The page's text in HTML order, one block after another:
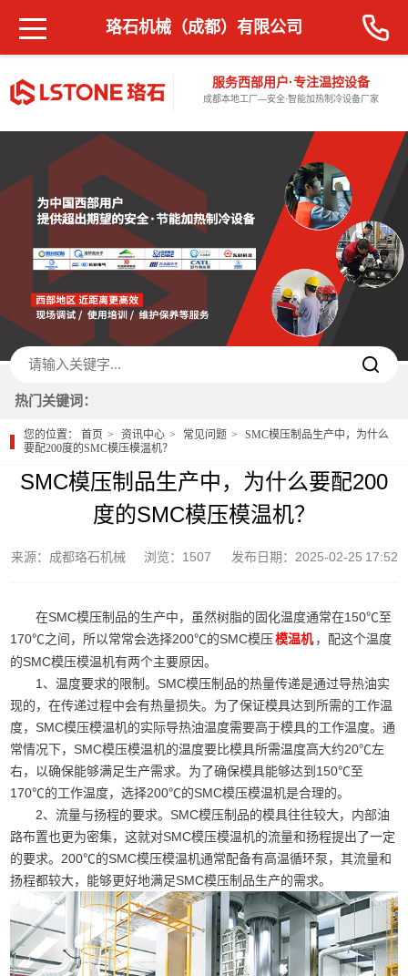
服务西部用户·专注温控设备
成都本地工厂—安全·智能加热制冷设备厂家
珞石机械（成都）有限公司
热门关键词：
您的位置：首页 资讯中心 常见问题
SMC模压制品生产中，为什么
要配200度的SMC模压模温机？
SMC模压制品生产中，为什么要配200
度的SMC模压模温机？
来源：成都珞石机械 浏览：1507 发布日期：2025-02-25 17:52
在SMC模压制品的生产中，虽然树脂的固化温度通常在150℃至
170℃之间，所以常常会选择200℃的SMC模压模温机 ，配这个温度
的SMC模压模温机有两个主要原因。
1、温度要求的限制。SMC模压制品的热量传递是通过导热油实
现的，在传递过程中会有热量损失。为了保证模具达到所需的工作温
度，SMC模压模温机的实际导热油温度需要高于模具的工作温度。通
常情况下，SMC模压模温机的温度要比模具所需温度高大约20℃左
右，以确保能够满足生产需求。为了确保模具能够达到150℃至
170℃的工作温度，选择200℃的SMC模压模温机是合理的。
2、流量与扬程的要求。SMC模压制品的模具往往较大，内部油
路布置也更为密集，这就对SMC模压模温机的流量和扬程提出了一定
的要求。200℃的SMC模压模温机通常配备有高温循环泵，其流量和
扬程都较大，能够更好地满足SMC模压制品生产的需求。